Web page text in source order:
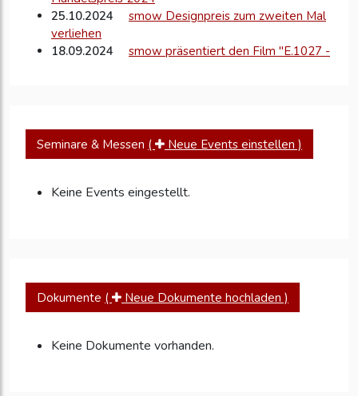
25.10.2024
smow Designpreis zum zweiten Mal
verliehen
18.09.2024
smow präsentiert den Film "E.1027 -
Grassimuseum: Stuhlikonen zum (Be)Sitzen, eine
Hommage...
nun auch vor Ort in der...
Seminare & Messen ( Neue Events einstellen )
Keine Events eingestellt.
Dokumente ( Neue Dokumente hochladen )
Keine Dokumente vorhanden.